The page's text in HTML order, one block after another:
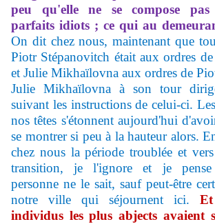
peu qu'elle ne se compose pas
parfaits idiots ; ce qui au
On dit chez nous, maintenant que
Piotr Stépanovitch était aux ordres
et Julie Mikhaïlovna aux ordres de
Julie Mikhaïlovna à son tour
suivant les ins­tructions de celui-ci.
nos têtes s'étonnent aujourd'hui
se montrer si peu à la hauteur alors.
chez nous la période troublée et
transition, je l'ignore et je pense
personne ne le sait, sauf peut-être
notre ville qui séjournent ici.
individus les plus abjects avaient